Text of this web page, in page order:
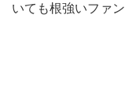
いても根強いファ